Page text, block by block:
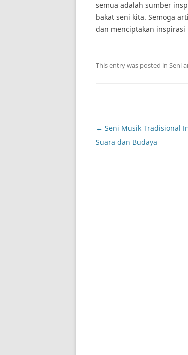
semua adalah sumber
bakat seni kita. Semoga
dan menciptakan inspirasi
This entry was posted in Seni
Post
navigation
← Seni Musik Tradisional
Suara dan Budaya